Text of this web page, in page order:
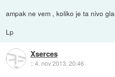
ampak ne vem , koliko je ta nivo
Lp
Xserces
::4. nov 2013, 20:46